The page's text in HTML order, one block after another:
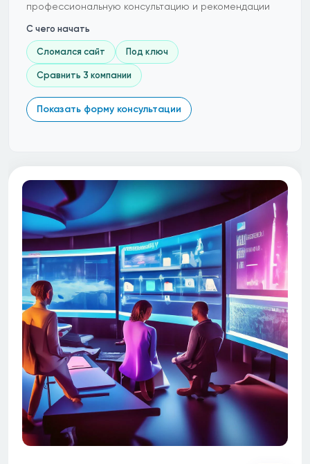
профессиональную консультацию и рекомендации
С чего начать
Сломался сайт Под ключ
Сравнить 3 компании
Показать форму консультации